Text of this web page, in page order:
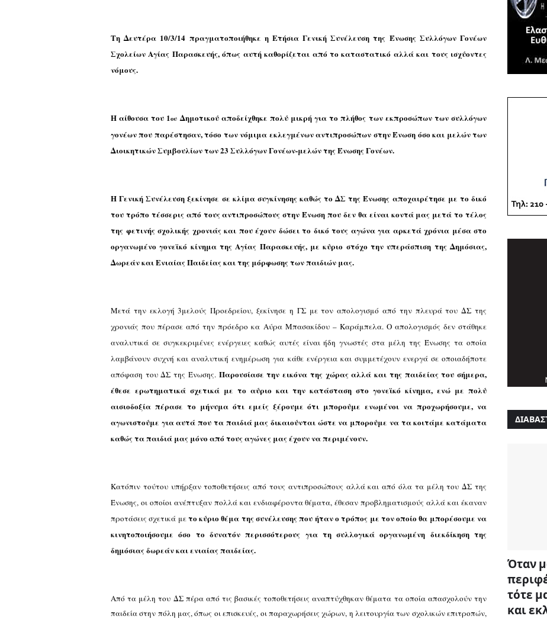
Tη Δευτέρα 10/3/14 πραγματοποιήθηκε η Ετήσια Γενική Συνέλευση της Ένωσης Συλλόγων Γονέων
Σχολείων Αγίας Παρασκευής, όπως αυτή καθορίζεται από το καταστατικό αλλά και τους ισχύοντες
νόμους.
Η αίθουσα του 1ου Δημοτικού αποδείχθηκε πολύ μικρή για το πλήθος των εκπροσώπων των συλλόγων
γονέων που παρέστησαν, τόσο των νόμιμα εκλεγμένων αντιπροσώπων στην Ένωση όσο και μελών των
Διοικητικών Συμβουλίων των 23 Συλλόγων Γονέων-μελών της Ένωσης Γονέων.
Η Γενική Συνέλευση ξεκίνησε σε κλίμα συγκίνησης καθώς το ΔΣ της Ένωσης αποχαιρέτησε με το δικό
του τρόπο τέσσερις από τους αντιπροσώπους στην Ένωση που δεν θα είναι κοντά μας μετά το τέλος
της φετινής σχολικής χρονιάς και που έχουν δώσει το δικό τους αγώνα για αρκετά χρόνια μέσα στο
οργανωμένο γονεϊκό κίνημα της Αγίας Παρασκευής, με κύριο στόχο την υπεράσπιση της Δημόσιας,
Δωρεάν και Ενιαίας Παιδείας και της μόρφωσης των παιδιών μας.
Μετά την εκλογή 3μελούς Προεδρείου, ξεκίνησε η ΓΣ με τον απολογισμό από την πλευρά του ΔΣ της
χρονιάς που πέρασε από την πρόεδρο κα Αύρα Μπασακίδου – Καράμπελα. Ο απολογισμός δεν στάθηκε
αναλυτικά σε συγκεκριμένες ενέργειες καθώς αυτές είναι ήδη γνωστές στα μέλη της Ένωσης τα οποία
λαμβάνουν συχνή και αναλυτική ενημέρωση για κάθε ενέργεια και συμμετέχουν ενεργά σε οποιαδήποτε
απόφαση του ΔΣ της Ένωσης. Παρουσίασε την εικόνα της χώρας αλλά και της παιδείας του σήμερα,
έθεσε ερωτηματικά σχετικά με το αύριο και την κατάσταση στο γονεϊκό κίνημα, ενώ με πολύ
αισιοδοξία πέρασε το μήνυμα ότι εμείς ξέρουμε ότι μπορούμε ενωμένοι να προχωρήσουμε, να
αγωνιστούμε για αυτά που τα παιδιά μας δικαιούνται ώστε να μπορούμε να τα κοιτάμε κατάματα
καθώς τα παιδιά μας μόνο από τους αγώνες μας έχουν να περιμένουν.
Κατόπιν τούτου υπήρξαν τοποθετήσεις από τους αντιπροσώπους αλλά και από όλα τα μέλη του ΔΣ της
Ένωσης, οι οποίοι ανέπτυξαν πολλά και ενδιαφέροντα θέματα, έθεσαν προβληματισμούς αλλά και έκαναν
προτάσεις σχετικά μετο κύριο θέμα της συνέλευσης που ήταν ο τρόπος με τον οποίο θα μπορέσουμε να
κινητοποιήσουμε όσο το δυνατόν περισσότερους για τη συλλογικά οργανωμένη διεκδίκηση της
δημόσιας δωρεάν και ενιαίας παιδείας.
Από τα μέλη του ΔΣ πέρα από τις βασικές τοποθετήσεις αναπτύχθηκαν θέματα τα οποία απασχολούν την
παιδεία στην πόλη μας, όπως οι επισκευές, οι παραχωρήσεις χώρων, η λειτουργία των σχολικών επιτροπών,
Όταν
τότε
και